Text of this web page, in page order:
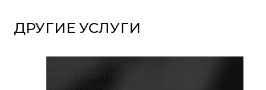
ДРУГИЕ УСЛУГИ